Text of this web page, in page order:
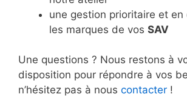
une gestion prioritaire et
les marques de vos SAV
Une questions ? Nous restons à
disposition pour répondre à vos
n’hésitez pas à nous contacter !